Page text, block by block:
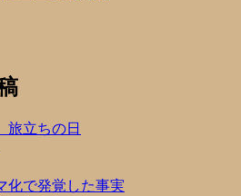
旅立ちの日
化で発覚した事実